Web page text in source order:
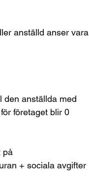
anställd anser vara